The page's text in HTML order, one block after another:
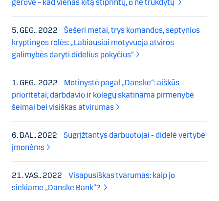
gerovė – kad vienas kitą stiprintų, o ne trukdytų
5. GEG.. 2022
Šešeri metai, trys komandos, septynios
kryptingos rolės: „Labiausiai motyvuoja atviros
galimybės daryti didelius pokyčius“
1. GEG.. 2022
Motinystė pagal „Danske“: aiškūs
prioritetai, darbdavio ir kolegų skatinama pirmenybė
šeimai bei visiškas atvirumas
6. BAL.. 2022
Sugrįžtantys darbuotojai - didelė vertybė
įmonėms
21. VAS.. 2022
Visapusiškas tvarumas: kaip jo
siekiame „Danske Bank“?